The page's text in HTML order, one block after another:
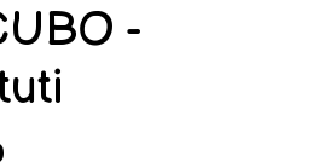
-